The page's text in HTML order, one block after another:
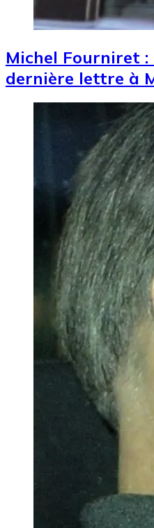
Michel Fourniret
dernière lettre à